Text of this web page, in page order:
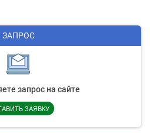
ЗАПРОС
запрос на сайте
ЗАЯВКУ